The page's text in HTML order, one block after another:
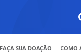
FAÇA SUA DOAÇÃO COMO